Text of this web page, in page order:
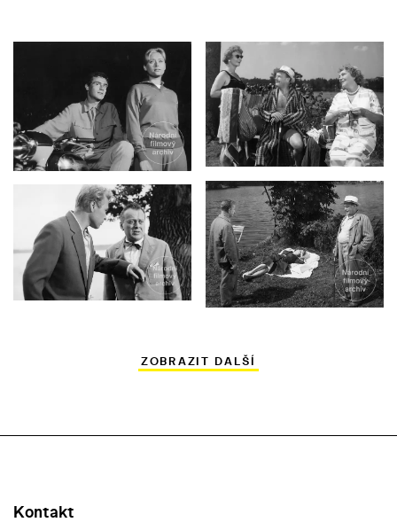
ZOBRAZIT DALŠÍ
Kontakt